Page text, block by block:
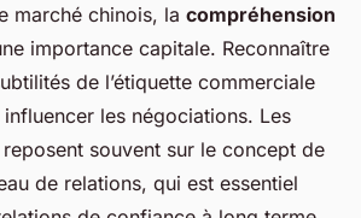
marché chinois, la compréhension
importance capitale. Reconnaître
de l’étiquette commerciale
les négociations. Les
souvent sur le concept de
de relations, qui est essentiel